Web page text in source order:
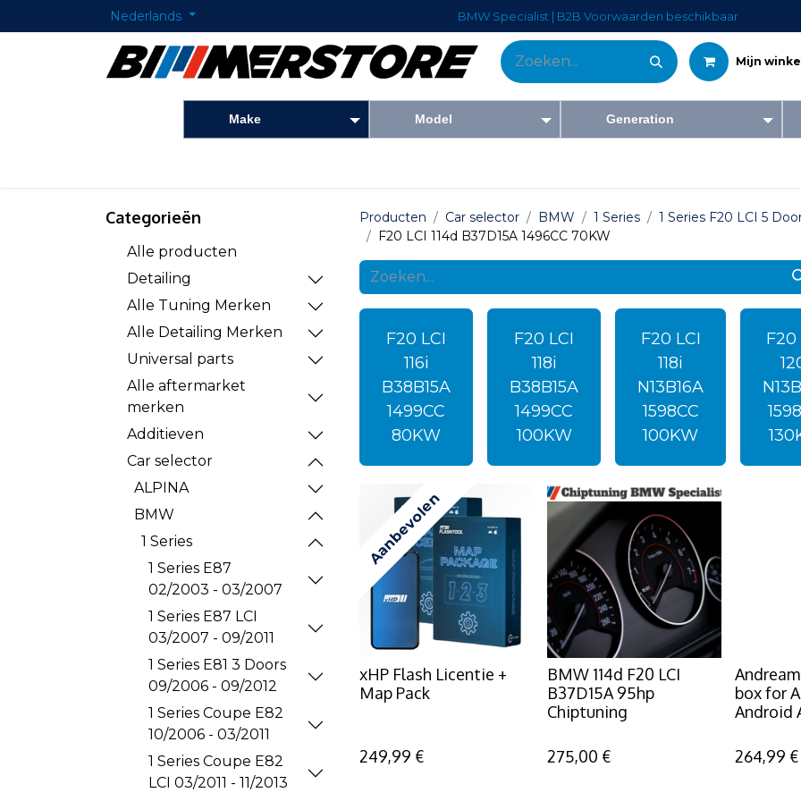
Nederlands BMW Specialist | B2B Voorwaarden beschikbaar
Mijn
Make Model Generation
Categorieën
Alle producten
Detailing
Alle Tuning Merken
Alle Detailing Merken
Universal parts
Alle aftermarket
merken
Additieven
Car selector
ALPINA
BMW
1 Series
1 Series E87
02/2003 - 03/2007
1 Series E87 LCI
03/2007 - 09/2011
1 Series E81 3 Doors
09/2006 - 09/2012
1 Series Coupe E82
10/2006 - 03/2011
1 Series Coupe E82
LCI 03/2011 - 11/2013
Producten Car selector BMW 1 Series
1 Series F20 LCI 5
F20 LCI 114d B37D15A 1496CC 70KW
F20 LCI
116i
B38B15A
1499CC
80KW
F20 LCI
118i
B38B15A
1499CC
100KW
F20 LCI
118i
N13B16A
1598CC
100KW
F20
Aanbevolen
xHP Flash Licentie +
Map Pack
249,99 €
BMW 114d F20 LCI
B37D15A 95hp
Chiptuning
275,00 €
box for
Android
264,99 €